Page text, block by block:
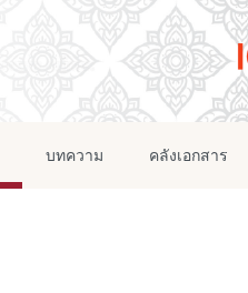
บทความ คลังเอกสาร